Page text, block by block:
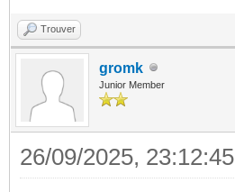
Trouver
gromk
Junior Member
26/09/2025, 23:12:45